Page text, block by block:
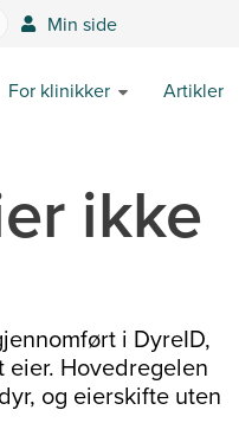
Min side
For klinikker Artikler
ikke
i DyreID,
Hovedregelen
og eierskifte uten